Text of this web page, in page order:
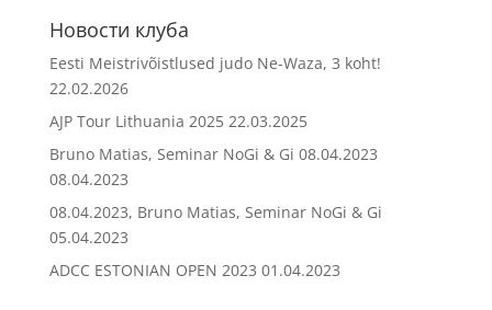
Новости клуба
Eesti Meistrivõistlused judo Ne-Waza, 3 koht!
22.02.2026
AJP Tour Lithuania 2025 22.03.2025
Bruno Matias, Seminar NoGi & Gi 08.04.2023
08.04.2023
08.04.2023, Bruno Matias, Seminar NoGi & Gi
05.04.2023
ADCC ESTONIAN OPEN 2023 01.04.2023